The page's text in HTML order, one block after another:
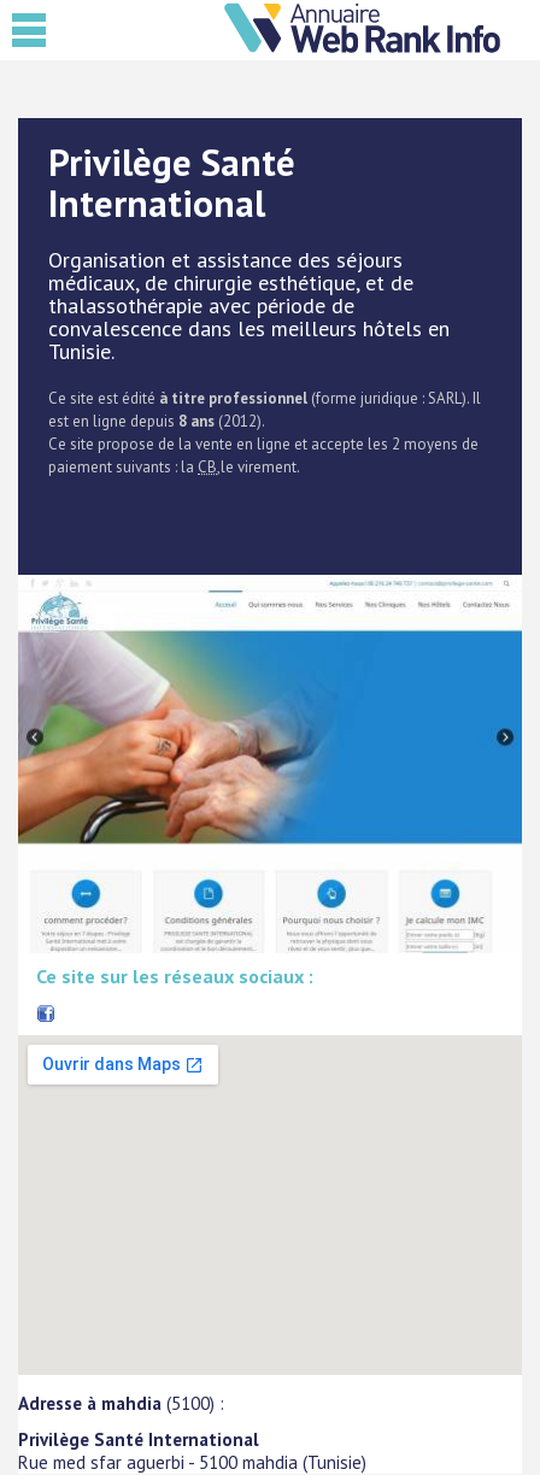
Privilège Santé
International
Organisation et assistance des séjours
médicaux, de chirurgie esthétique, et de
thalassothérapie avec période de
convalescence dans les meilleurs hôtels en
Tunisie.
Ce site est édité à titre professionnel (forme juridique : SARL). Il
est en ligne depuis 8 ans (2012).
Ce site propose de la vente en ligne et accepte les 2 moyens de
paiement suivants : la CB,le virement.
Ce site sur les réseaux sociaux :
Adresse à mahdia (5100) :
Privilège Santé International
Rue med sfar aguerbi - 5100 mahdia (Tunisie)